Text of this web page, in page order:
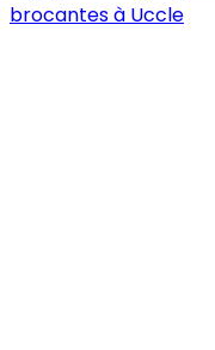
brocantes à Uccle